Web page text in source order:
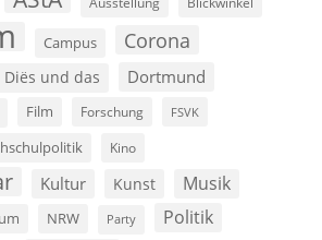
Campus Corona
Diës und das Dortmund
Film Forschung FSVK
Kino
Kultur Kunst Musik
NRW Party Politik